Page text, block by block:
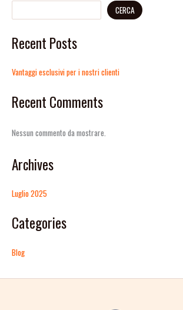
CERCA
Recent Posts
Vantaggi esclusivi per i nostri clienti
Recent Comments
Nessun commento da mostrare.
Archives
Luglio 2025
Categories
Blog